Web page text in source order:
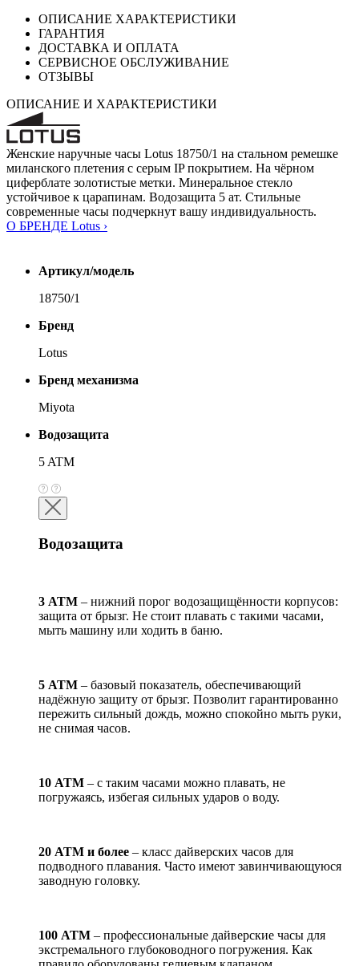
ОПИСАНИЕ ХАРАКТЕРИСТИКИ
ГАРАНТИЯ
ДОСТАВКА И ОПЛАТА
СЕРВИСНОЕ ОБСЛУЖИВАНИЕ
ОТЗЫВЫ
ОПИСАНИЕ И ХАРАКТЕРИСТИКИ
Женские наручные часы Lotus 18750/1 на стальном ремешке
миланского плетения с серым IP покрытием. На чёрном
циферблате золотистые метки. Минеральное стекло
устойчивое к царапинам. Водозащита 5 ат. Стильные
современные часы подчеркнут вашу индивидуальность.
О БРЕНДЕ Lotus ›
Артикул/модель
18750/1
Бренд
Lotus
Бренд механизма
Miyota
Водозащита
5 ATM
Водозащита
3 АТМ – нижний порог водозащищённости корпусов:
защита от брызг. Не стоит плавать с такими часами,
мыть машину или ходить в баню.
5 АТМ – базовый показатель, обеспечивающий
надёжную защиту от брызг. Позволит гарантированно
пережить сильный дождь, можно спокойно мыть руки,
не снимая часов.
10 АТМ – с таким часами можно плавать, не
погружаясь, избегая сильных ударов о воду.
20 АТМ и более – класс дайверских часов для
подводного плавания. Часто имеют завинчивающуюся
заводную головку.
100 АТМ – профессиональные дайверские часы для
экстремального глубоководного погружения. Как